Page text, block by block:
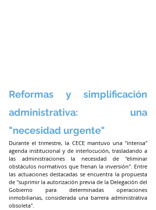
Reformas y simplificación
administrativa: una
"necesidad urgente"
Durante el trimestre, la CECE mantuvo una "intensa"
agenda institucional y de interlocución, trasladando a
las administraciones la necesidad de "eliminar
obstáculos normativos que frenan la inversión". Entre
las actuaciones destacadas se encuentra la propuesta
de "suprimir la autorización previa de la Delegación del
Gobierno para determinadas operaciones
inmobiliarias, considerada una barrera administrativa
obsoleta".